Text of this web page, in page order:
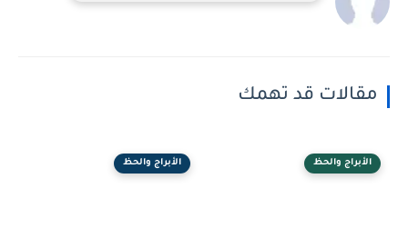
مقالات قد تهمك
الأبراج والحظ الأبراج والحظ